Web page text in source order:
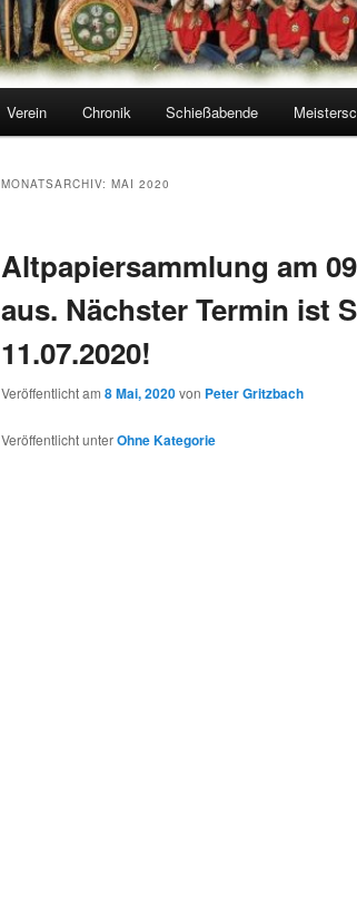
Verein Chronik Schießabende
MONATSARCHIV: MAI 2020
Altpapiersammlung am
aus. Nächster Termin ist
11.07.2020!
Veröffentlicht am 8 Mai, 2020von Peter Gritzbach
Veröffentlicht unterOhne Kategorie